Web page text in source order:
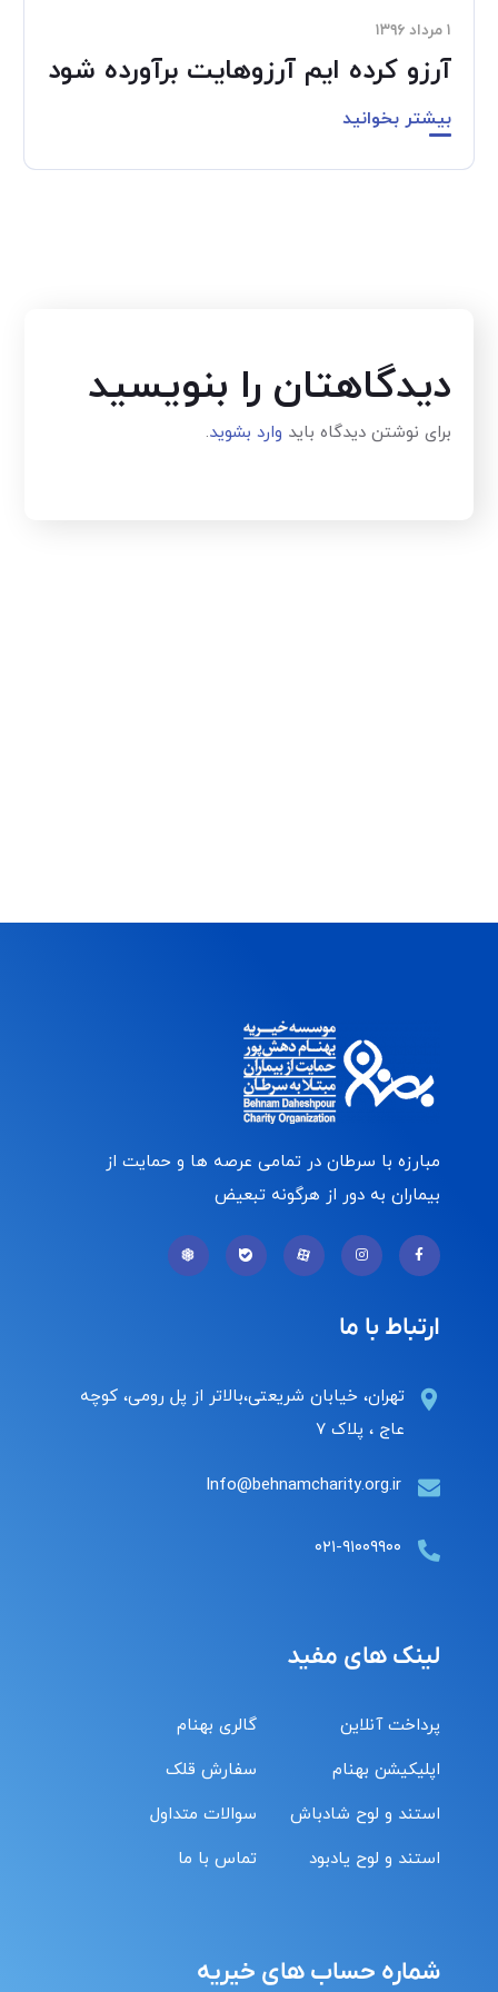
۱ مرداد ۱۳۹۶
آرزو کرد‌ه ‌ایم آرزوهایت برآورده شود
بیشتر بخوانید
دیدگاهتان را بنویسید
برای نوشتن دیدگاه باید وارد بشوید.
مبارزه با سرطان در تمامی عرصه ها و حمایت از
بیماران به دور از هرگونه تبعیض
ارتباط با ما
تهران، خیابان شریعتی،بالاتر از پل رومی، کوچه
عاج ، پلاک ۷
Info@behnamcharity.org.ir
۰۲۱-۹۱۰۰۹۹۰۰
لینک های مفید
پرداخت آنلاین
اپلیکیشن بهنام
استند و لوح شادباش
استند و لوح یادبود
گالری بهنام
سفارش قلک
سوالات متداول
تماس با ما
شماره حساب های خیریه